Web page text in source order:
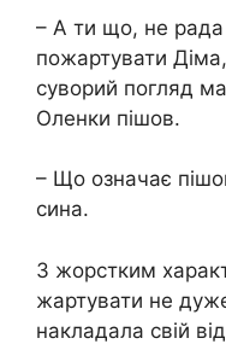
– А ти що, не
пожартувати
суворий погляд
Оленки пішов.
– Що означає
сина.
З жорстким
жартувати не
накладала свій